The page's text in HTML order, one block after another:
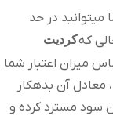
در حد
کهکردیت
میزان اعتبار شما
معادل آن بدهکار
سود مسترد کرده و